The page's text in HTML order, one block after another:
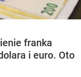
franka
i euro. Oto